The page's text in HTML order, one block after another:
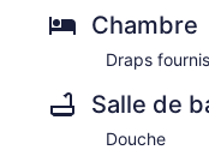
Chambre
Draps fournis
Salle de
Douche